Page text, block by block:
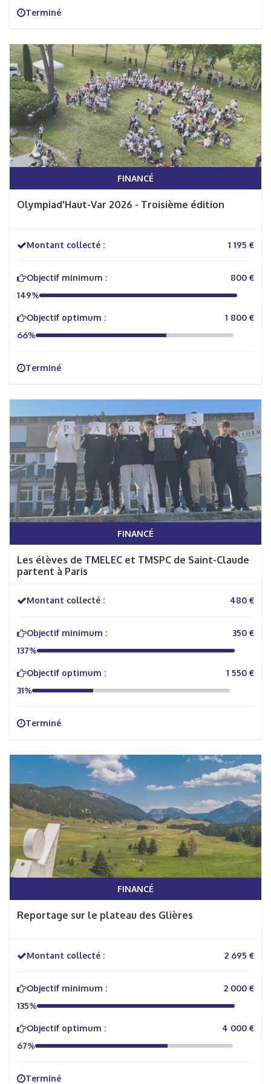
Terminé
FINANCÉ
Olympiad'Haut-Var 2026 - Troisième édition
Montant collecté : 1 195 €
Objectif minimum :
800 €
149%
Objectif optimum :
1 800 €
66%
Terminé
FINANCÉ
Les élèves de TMELEC et TMSPC de Saint-Claude
partent à Paris
Montant collecté : 480 €
Objectif minimum :
350 €
137%
Objectif optimum :
1 550 €
31%
Terminé
FINANCÉ
Reportage sur le plateau des Glières
Montant collecté : 2 695 €
Objectif minimum :
2 000 €
135%
Objectif optimum :
4 000 €
67%
Terminé